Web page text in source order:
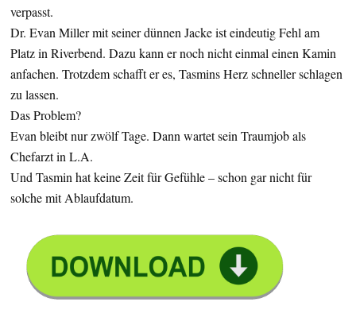
verpasst.
Dr. Evan Miller mit seiner dünnen Jacke ist eindeutig Fehl am
Platz in Riverbend. Dazu kann er noch nicht einmal einen Kamin
anfachen. Trotzdem schafft er es, Tasmins Herz schneller schlagen
zu lassen.
Das Problem?
Evan bleibt nur zwölf Tage. Dann wartet sein Traumjob als
Chefarzt in L.A.
Und Tasmin hat keine Zeit für Gefühle – schon gar nicht für
solche mit Ablaufdatum.